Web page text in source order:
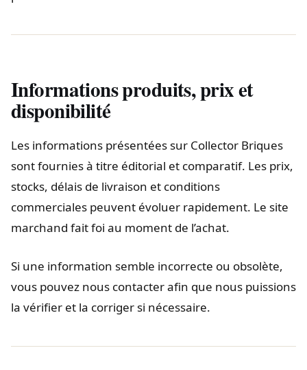
Informations produits, prix et
disponibilité
Les informations présentées sur Collector Briques
sont fournies à titre éditorial et comparatif. Les prix,
stocks, délais de livraison et conditions
commerciales peuvent évoluer rapidement. Le site
marchand fait foi au moment de l’achat.
Si une information semble incorrecte ou obsolète,
vous pouvez nous contacter afin que nous puissions
la vérifier et la corriger si nécessaire.